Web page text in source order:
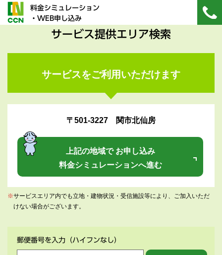
料金シミュレーション
・WEB申し込み
サービス提供エリア検索
サービスをご利用いただけます
〒501-3227 関市北仙房
上記の地域で お申し込み
料金シミュレーションへ進む
※サービスエリア内でも立地・建物状況・受信施設等により、ご加入いただ
けない場合がございます。
郵便番号を入力 （ハイフンなし）